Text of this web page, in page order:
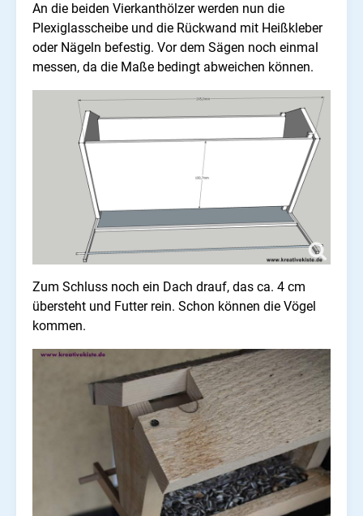
An die beiden Vierkanthölzer werden nun die
Plexiglasscheibe und die Rückwand mit Heißkleber
oder Nägeln befestig. Vor dem Sägen noch einmal
messen, da die Maße bedingt abweichen können.
Zum Schluss noch ein Dach drauf, das ca. 4 cm
übersteht und Futter rein. Schon können die Vögel
kommen.